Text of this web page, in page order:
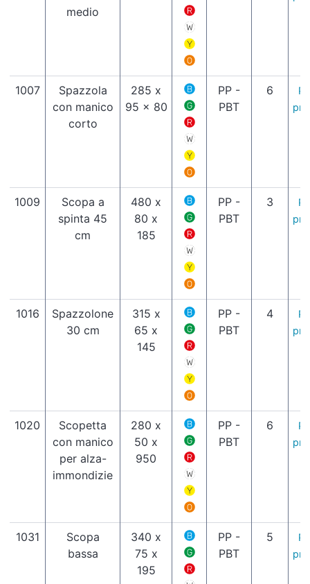
medio
1007
Spazzola
con manico
corto
285 x
95 x 80
PP -
PBT
6
1009
Scopa a
spinta 45
cm
480 x
80 x
185
PP -
PBT
3
1016
Spazzolone
30 cm
315 x
65 x
145
PP -
PBT
4
1020
Scopetta
con manico
per alza-
immondizie
280 x
50 x
950
PP -
PBT
6
1031
Scopa
bassa
340 x
75 x
195
PP -
PBT
5